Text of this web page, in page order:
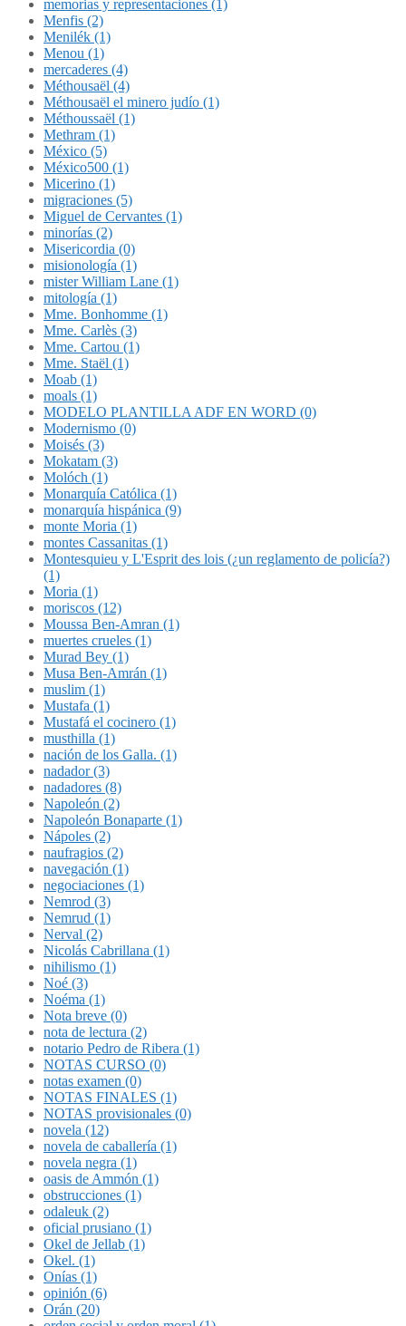
memorias y representaciones (1)
Menfis (2)
Menilék (1)
Menou (1)
mercaderes (4)
Méthousaël (4)
Méthousaël el minero judío (1)
Méthoussaël (1)
Methram (1)
México (5)
México500 (1)
Micerino (1)
migraciones (5)
Miguel de Cervantes (1)
minorías (2)
Misericordia (0)
misionología (1)
mister William Lane (1)
mitología (1)
Mme. Bonhomme (1)
Mme. Carlès (3)
Mme. Cartou (1)
Mme. Staël (1)
Moab (1)
moals (1)
MODELO PLANTILLA ADF EN WORD (0)
Modernismo (0)
Moisés (3)
Mokatam (3)
Molóch (1)
Monarquía Católica (1)
monarquía hispánica (9)
monte Moria (1)
montes Cassanitas (1)
Montesquieu y L'Esprit des lois (¿un reglamento de policía?)
(1)
Moria (1)
moriscos (12)
Moussa Ben-Amran (1)
muertes crueles (1)
Murad Bey (1)
Musa Ben-Amrán (1)
muslim (1)
Mustafa (1)
Mustafá el cocinero (1)
musthilla (1)
nación de los Galla. (1)
nadador (3)
nadadores (8)
Napoleón (2)
Napoleón Bonaparte (1)
Nápoles (2)
naufragios (2)
navegación (1)
negociaciones (1)
Nemrod (3)
Nemrud (1)
Nerval (2)
Nicolás Cabrillana (1)
nihilismo (1)
Noé (3)
Noéma (1)
Nota breve (0)
nota de lectura (2)
notario Pedro de Ribera (1)
NOTAS CURSO (0)
notas examen (0)
NOTAS FINALES (1)
NOTAS provisionales (0)
novela (12)
novela de caballería (1)
novela negra (1)
oasis de Ammón (1)
obstrucciones (1)
odaleuk (2)
oficial prusiano (1)
Okel de Jellab (1)
Okel. (1)
Onías (1)
opinión (6)
Orán (20)